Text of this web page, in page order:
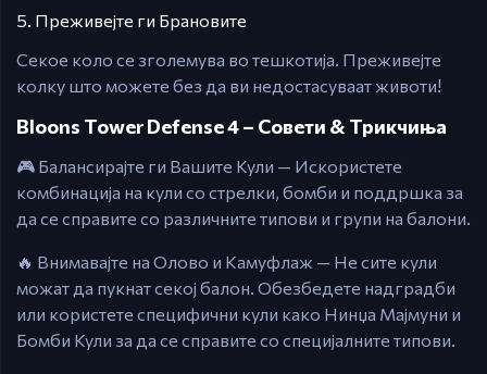
5. Преживејте ги Брановите
Секое коло се зголемува во тешкотија. Преживејте
колку што можете без да ви недостасуваат животи!
Bloons Tower Defense 4 – Совети & Трикчиња
🎮 Балансирајте ги Вашите Кули — Искористете
комбинација на кули со стрелки, бомби и поддршка за
да се справите со различните типови и групи на балони.
🔥 Внимавајте на Олово и Камуфлаж — Не сите кули
можат да пукнат секој балон. Обезбедете надградби
или користете специфични кули како Нинџа Мајмуни и
Бомби Кули за да се справите со специјалните типови.